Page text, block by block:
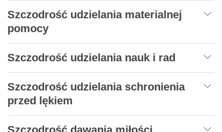
Szczodrość udzielania materialnej
pomocy
Szczodrość udzielania nauk i rad
Szczodrość udzielania schronienia
przed lękiem